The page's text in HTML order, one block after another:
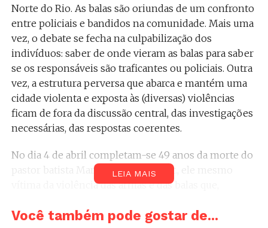
Norte do Rio. As balas são oriundas de um confronto
entre policiais e bandidos na comunidade. Mais uma
vez, o debate se fecha na culpabilização dos
indivíduos: saber de onde vieram as balas para saber
se os responsáveis são traficantes ou policiais. Outra
vez, a estrutura perversa que abarca e mantém uma
cidade violenta e exposta às (diversas) violências
ficam de fora da discussão central, das investigações
necessárias, das respostas coerentes.
No dia 4 de abril completam-se 49 anos da morte do
pastor batista Martin Luther King Jr., ele mesmo
vítima da violência das armas e das balas que,
à vida. De Memphis ao Rio de Janeiro, racismo,
LEIA MAIS
Você também pode gostar de...